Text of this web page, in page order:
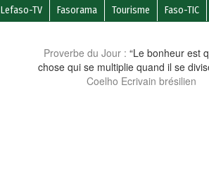
Lefaso-TV Fasorama Tourisme Faso-TIC
Proverbe du Jour : “Le bonheur est
chose qui se multiplie quand il se
Coelho Ecrivain brésilien